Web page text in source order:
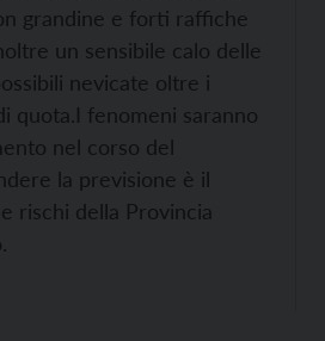
grandine e forti raffiche
un sensibile calo delle
nevicate oltre i
quota.I fenomeni saranno
nel corso del
la previsione è il
rischi della Provincia